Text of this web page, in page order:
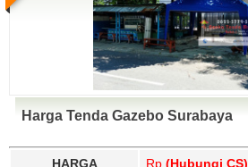
Harga Tenda Gazebo Surabaya
HARGA Rp. (Hubungi CS)